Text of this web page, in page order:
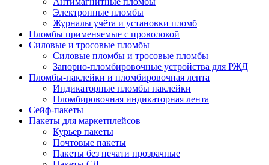
Электронные пломбы
Журналы учёта и установки пломб
Пломбы применяемые с проволокой
Силовые и тросовые пломбы
Силовые пломбы и тросовые пломбы
Запорно-пломбировочные устройства для РЖД
Пломбы-наклейки и пломбировочная лента
Индикаторные пломбы наклейки
Пломбировочная индикаторная лента
Сейф-пакеты
Пакеты для маркетплейсов
Курьер пакеты
Почтовые пакеты
Пакеты без печати прозрачные